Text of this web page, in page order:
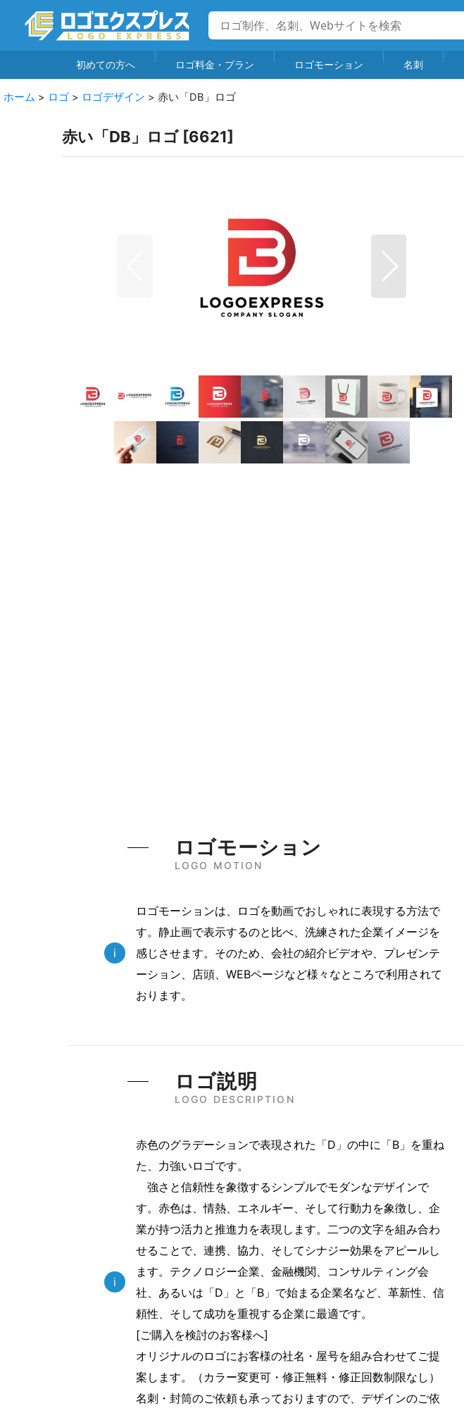
初めての方へ ロゴ料金・プラン ロゴモーション 名刺
ホーム > ロゴ > ロゴデザイン > 赤い「DB」ロゴ
赤い「DB」ロゴ [6621]
LOGO MOTION
ロゴモーション
i
ロゴモーションは、ロゴを動画でおしゃれに表現する方法で
す。静止画で表示するのと比べ、洗練された企業イメージを
感じさせます。そのため、会社の紹介ビデオや、プレゼンテ
ーション、店頭、WEBページなど様々なところで利用されて
おります。
LOGO DESCRIPTION
ロゴ説明
i
赤色のグラデーションで表現された「D」の中に「B」を重ね
た、力強いロゴです。
強さと信頼性を象徴するシンプルでモダンなデザインで
す。赤色は、情熱、エネルギー、そして行動力を象徴し、企
業が持つ活力と推進力を表現します。二つの文字を組み合わ
せることで、連携、協力、そしてシナジー効果をアピールし
ます。テクノロジー企業、金融機関、コンサルティング会
社、あるいは「D」と「B」で始まる企業名など、革新性、信
頼性、そして成功を重視する企業に最適です。
[ご購入を検討のお客様へ]
オリジナルのロゴにお客様の社名・屋号を組み合わせてご提
案します。（カラー変更可・修正無料・修正回数制限なし）
名刺・封筒のご依頼も承っておりますので、デザインのご依